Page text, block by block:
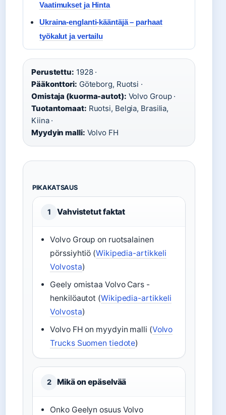
Vaatimukset ja Hinta
Ukraina-englanti-kääntäjä – parhaat
työkalut ja vertailu
Perustettu: 1928 ·
Pääkonttori: Göteborg, Ruotsi ·
Omistaja (kuorma-autot): Volvo Group ·
Tuotantomaat: Ruotsi, Belgia, Brasilia,
Kiina ·
Myydyin malli: Volvo FH
PIKAKATSAUS
1 Vahvistetut faktat
Volvo Group on ruotsalainen
pörssiyhtiö (Wikipedia-artikkeli
Volvosta)
Geely omistaa Volvo Cars -
henkilöautot (Wikipedia-artikkeli
Volvosta)
Volvo FH on myydyin malli (Volvo
Trucks Suomen tiedote)
2 Mikä on epäselvää
Onko Geelyn osuus Volvo